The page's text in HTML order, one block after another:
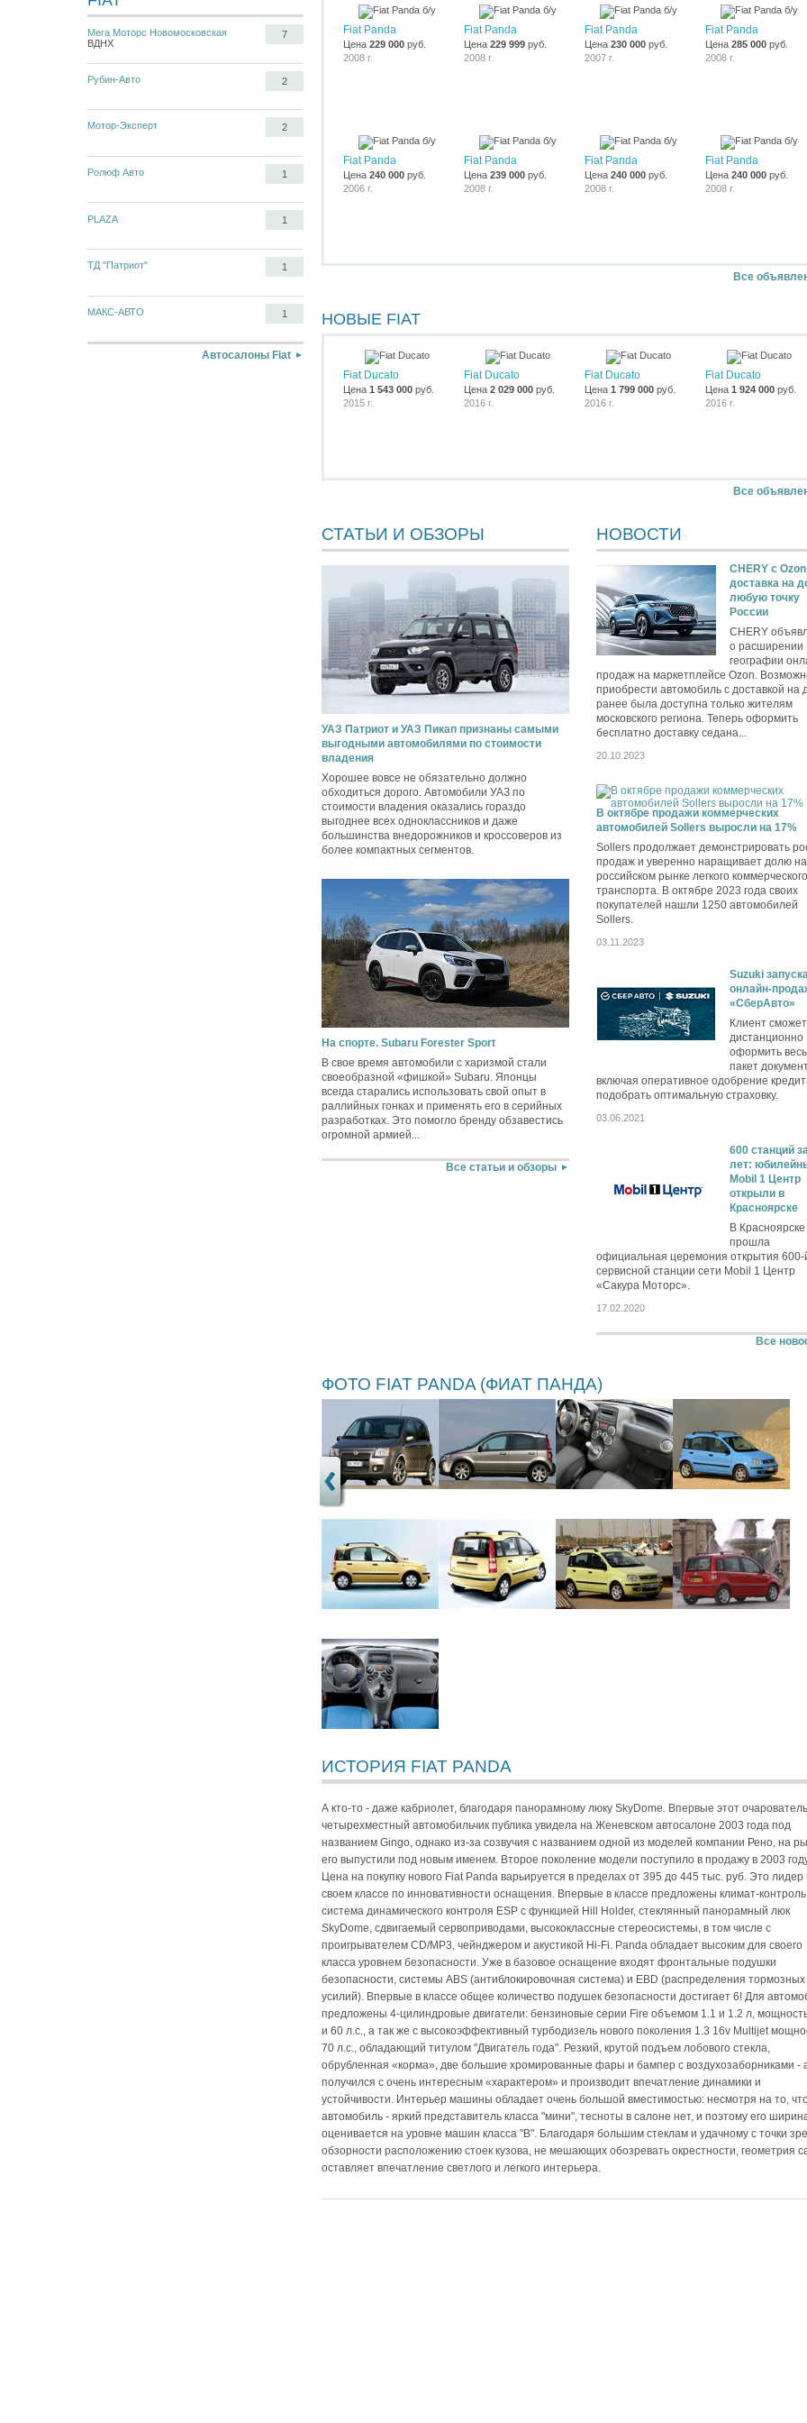
Мега Моторс Новомосковская
ВДНХ
7
Рубин-Авто 2
Мотор-Эксперт 2
Ролюф Авто 1
PLAZA 1
ТД "Патриот" 1
МАКС-АВТО 1
Автосалоны Fiat
Fiat Panda
Цена229 000 руб.
2008 г.
Fiat Panda
Цена229 999 руб.
2008 г.
Fiat Panda
Цена 230 000руб.
2007 г.
Fiat Panda
Цена 285 000руб.
2008 г.
Fiat Panda
Цена240 000 руб.
2006 г.
Fiat Panda
Цена239 000 руб.
2008 г.
Fiat Panda
Цена 240 000руб.
2008 г.
Fiat Panda
Цена 240 000руб.
2008 г.
Все
НОВЫЕ FIAT
Fiat Ducato
Цена1 543 000 руб.
2015 г.
Fiat Ducato
Цена2 029 000 руб.
2016 г.
Fiat Ducato
Цена 1 799 000руб.
2016 г.
Fiat Ducato
Цена 1 924 000руб.
2016 г.
Все
СТАТЬИ И ОБЗОРЫ
УАЗ Патриот и УАЗ Пикап признаны самыми
выгодными автомобилями по стоимости
владения
Хорошее вовсе не обязательно должно
обходиться дорого. Автомобили УАЗ по
стоимости владения оказались гораздо
выгоднее всех одноклассников и даже
большинства внедорожников и кроссоверов из
более компактных сегментов.
На спорте. Subaru Forester Sport
В свое время автомобили с харизмой стали
своеобразной «фишкой» Subaru. Японцы
всегда старались использовать свой опыт в
раллийных гонках и применять его в серийных
разработках. Это помогло бренду обзавестись
огромной армией...
Все статьи и обзоры
НОВОСТИ
CHERY c
доставка на
любую точку
России
CHERY
о расширении
географии
продаж на маркетплейсе Ozon.
приобрести автомобиль с доставкой на
ранее была доступна только жителям
московского региона. Теперь оформить
бесплатно доставку седана...
20.10.2023
В октябре продажи коммерческих
автомобилей Sollers выросли на 17%
Sollers продолжает демонстрировать
продаж и уверенно наращивает долю на
российском рынке легкого коммерческого
транспорта. В октябре 2023 года своих
покупателей нашли 1250 автомобилей
Sollers.
03.11.2023
Suzuki
онлайн-
«СберАвто»
Клиент сможет
дистанционно
оформить весь
пакет
включая оперативное одобрение
подобрать оптимальную страховку.
03.06.2021
600 станций
лет:
Mobil 1 Центр
открыли в
Красноярске
В Красноярске
прошла
официальная церемония открытия 600-
сервисной станции сети Mobil 1 Центр
«Сакура Моторс».
17.02.2020
Все
ФОТО FIAT PANDA (ФИАТ ПАНДА)
ИСТОРИЯ FIAT PANDA
А кто-то - даже кабриолет, благодаря панорамному люку SkyDome. Впервые этот
четырехместный автомобильчик публика увидела на Женевском автосалоне 2003 года под
названием Gingo, однако из-за созвучия с названием одной из моделей компании Рено, на
его выпустили под новым именем. Второе поколение модели поступило в продажу в 2003
Цена на покупку нового Fiat Panda варьируется в пределах от 395 до 445 тыс. руб. Это лидер
своем классе по инновативности оснащения. Впервые в классе предложены климат-
система динамического контроля ESP с функцией Hill Holder, стеклянный панорамный люк
SkyDome, сдвигаемый сервоприводами, высококлассные стереосистемы, в том числе с
проигрывателем CD/MP3, чейнджером и акустикой Hi-Fi. Panda обладает высоким для своего
класса уровнем безопасности. Уже в базовое оснащение входят фронтальные подушки
безопасности, системы ABS (антиблокировочная система) и EBD (распределения тормозных
усилий). Впервые в классе общее количество подушек безопасности достигает 6! Для
предложены 4-цилиндровые двигатели: бензиновые серии Fire объемом 1.1 и 1.2 л,
и 60 л.с., а так же с высокоэффективный турбодизель нового поколения 1.3 16v Multijet
70 л.с., обладающий титулом "Двигатель года". Резкий, крутой подъем лобового стекла,
обрубленная «корма», две большие хромированные фары и бампер с воздухозаборниками -
получился с очень интересным «характером» и производит впечатление динамики и
устойчивости. Интерьер машины обладает очень большой вместимостью: несмотря на то,
автомобиль - яркий представитель класса "мини", тесноты в салоне нет, и поэтому его
оценивается на уровне машин класса "В". Благодаря большим стеклам и удачному с точки
обзорности расположению стоек кузова, не мешающих обозревать окрестности, геометрия
оставляет впечатление светлого и легкого интерьера.